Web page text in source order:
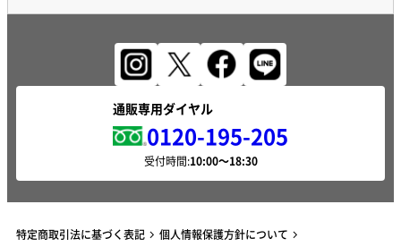
通販専用ダイヤル
0120-195-205
受付時間:
特定商取引法に基づく表記
個人情報保護方針について